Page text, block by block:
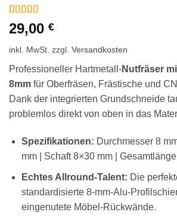
Bewertet
mit5von 5,
auf
2
29,00 €
inkl. MwSt. zzgl. Versandkosten
Professioneller Hartmetall-Nutfräser
8mm für Oberfräsen, Frästische und
Dank der integrierten Grundschneide
problemlos direkt von oben in das
Spezifikationen: Durchmesser 8
mm | Schaft 8×30 mm |
Echtes Allround-Talent: Die
standardisierte 8-mm-Alu-
eingenutete Möbel-Rückwände.